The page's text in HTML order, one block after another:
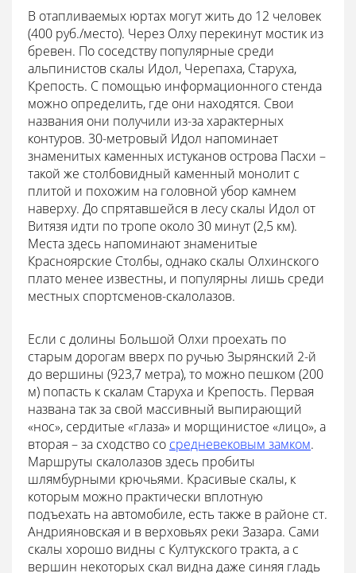
В отапливаемых юртах могут жить до 12 человек
(400 руб./место). Через Олху перекинут мостик из
бревен. По соседству популярные среди
альпинистов скалы Идол, Черепаха, Старуха,
Крепость. С помощью информационного стенда
можно определить, где они находятся. Свои
названия они получили из-за характерных
контуров. 30-метровый Идол напоминает
знаменитых каменных истуканов острова Пасхи –
такой же столбовидный каменный монолит с
плитой и похожим на головной убор камнем
наверху. До спрятавшейся в лесу скалы Идол от
Витязя идти по тропе около 30 минут (2,5 км).
Места здесь напоминают знаменитые
Красноярские Cтолбы, однако скалы Олхинского
плато менее известны, и популярны лишь среди
местных спортсменов-скалолазов.
Если с долины Большой Олхи проехать по
старым дорогам вверх по ручью Зырянский 2-й
до вершины (923,7 метра), то можно пешком (200
м) попасть к скалам Старуха и Крепость. Первая
названа так за свой массивный выпирающий
«нос», сердитые «глаза» и морщинистое «лицо», а
вторая – за сходство со средневековым замком.
Маршруты скалолазов здесь пробиты
шлямбурными крючьями. Красивые скалы, к
которым можно практически вплотную
подъехать на автомобиле, есть также в районе ст.
Андрияновская и в верховьях реки Зазара. Сами
скалы хорошо видны с Култукского тракта, а с
вершин некоторых скал видна даже синяя гладь